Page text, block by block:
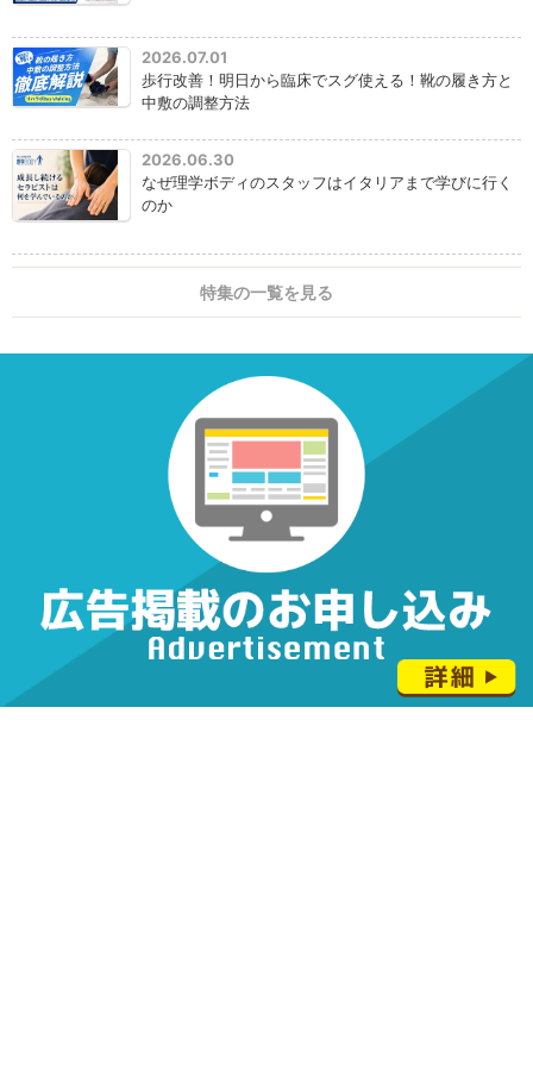
2026.07.01
歩行改善！明日から臨床でスグ使える！靴の履き方と
中敷の調整方法
2026.06.30
なぜ理学ボディのスタッフはイタリアまで学びに行く
のか
特集の一覧を見る